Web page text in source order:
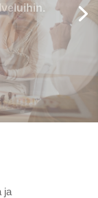
kartalta.
ja